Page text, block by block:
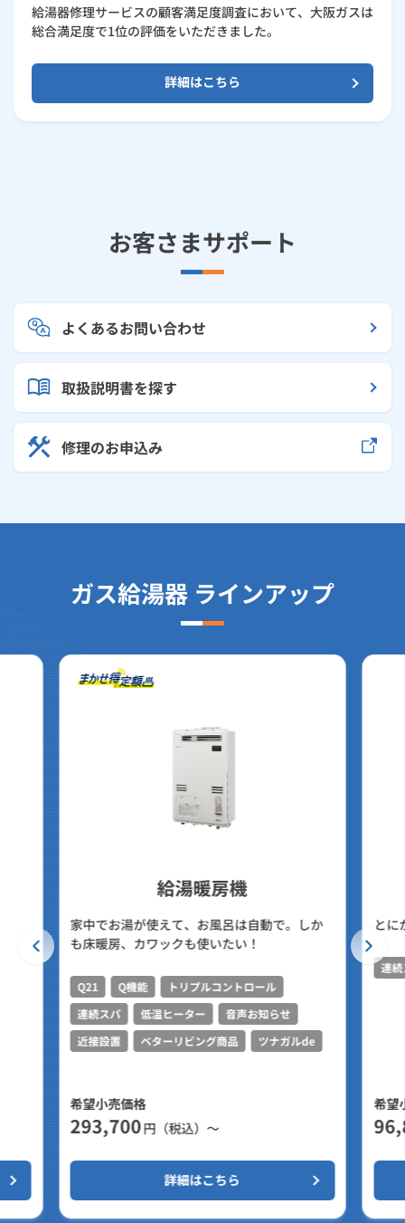
給湯器修理サービスの顧客満足度調査において、大阪ガスは
総合満足度で1位の評価をいただきました。
詳細はこちら
お客さまサポート
よくあるお問い合わせ
取扱説明書を探す
修理のお申込み
ガス給湯器 ラインアップ
給湯暖房機
家中でお湯が使えて、お風呂は自動で。しか
も床暖房、カワックも使いたい！
Q21 Q機能
トリプルコントロール
連続スパ
低温ヒーター
音声お知らせ
近接設置
ベターリビング商品 ツナガルde
希望小売価格
293,700円（税込）～
詳細はこちら
とに
連
希望